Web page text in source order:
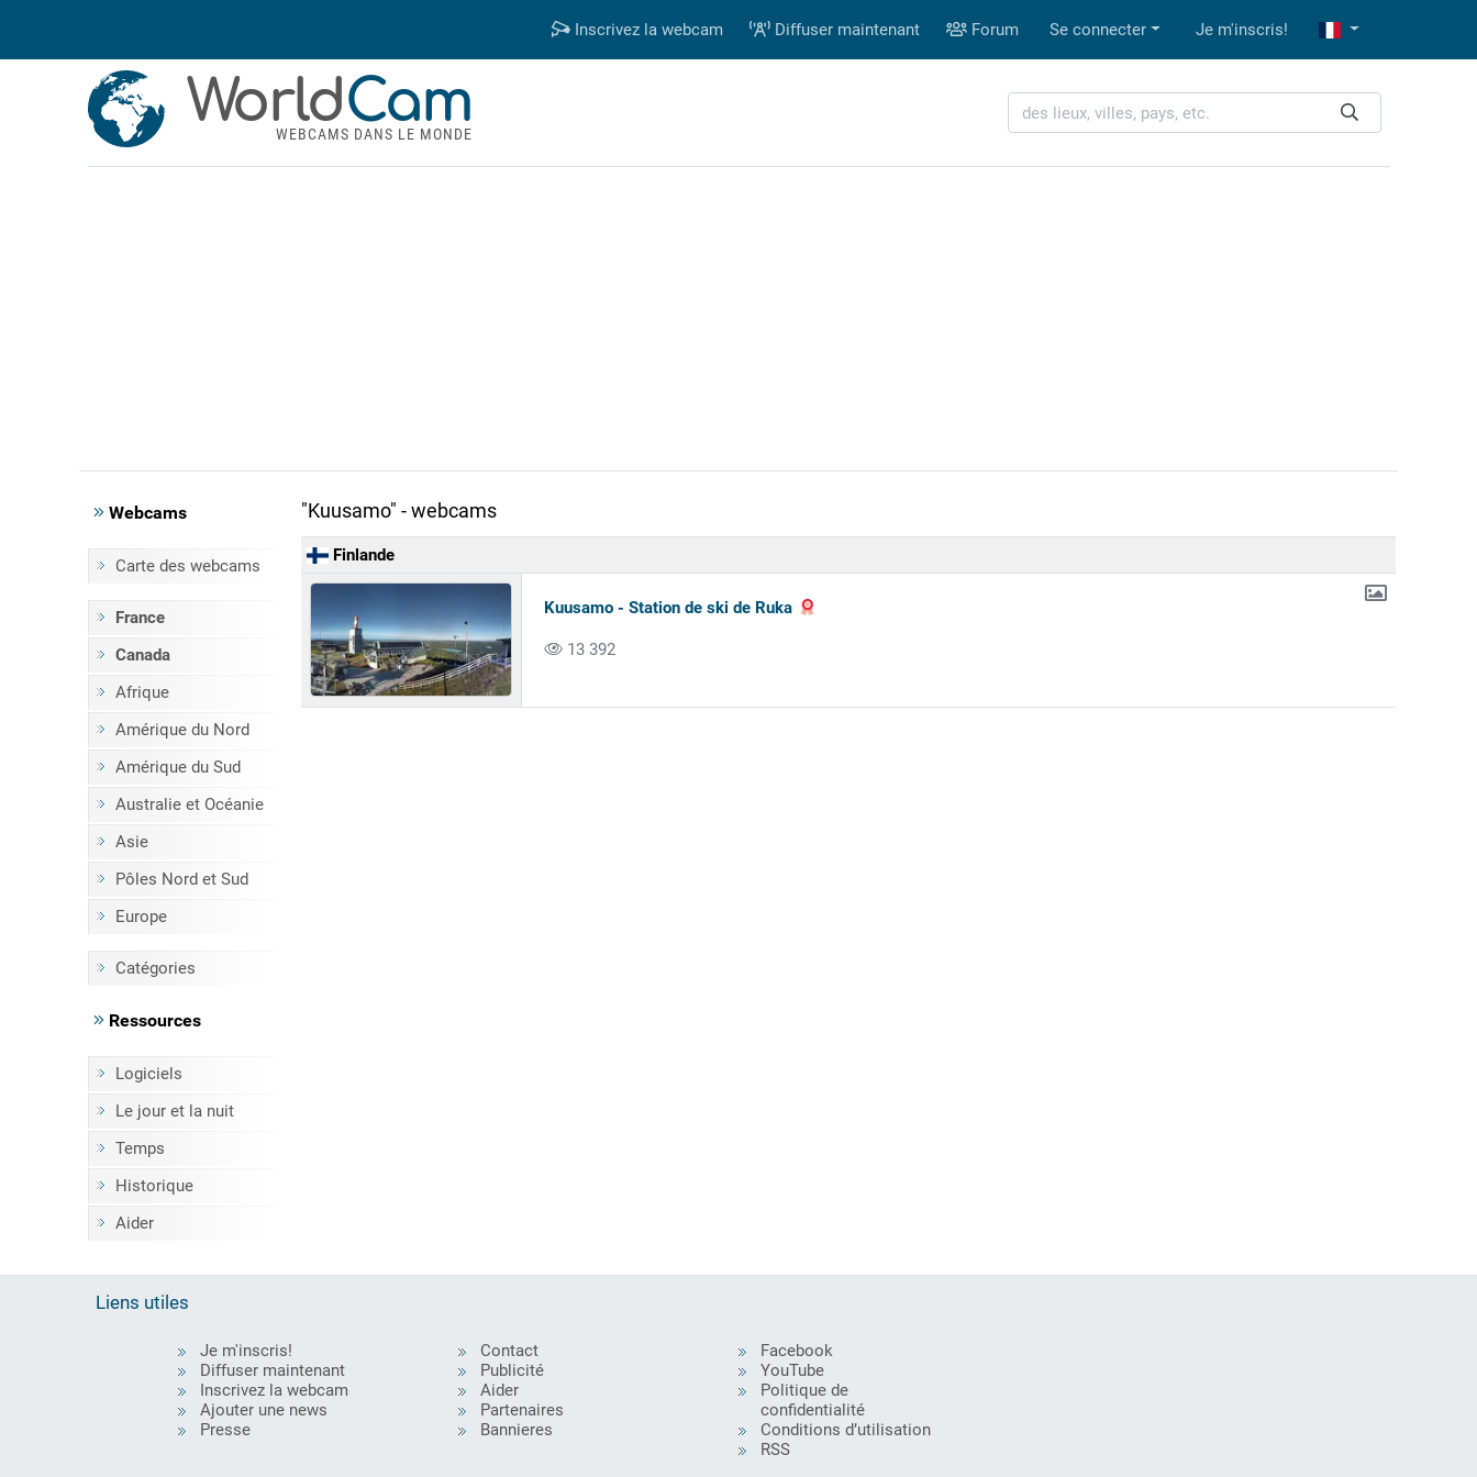
Inscrivez la webcam Diffuser maintenant Forum Se connecter Je m'inscris!
WorldCam
WEBCAMS DANS LE MONDE
Webcams
Carte des webcams
France
Canada
Afrique
Amérique du Nord
Amérique du Sud
Australie et Océanie
Asie
Pôles Nord et Sud
Europe
Catégories
Ressources
Logiciels
Le jour et la nuit
Temps
Historique
Aider
"Kuusamo" - webcams
Finlande
Kuusamo - Station de ski de Ruka
13 392
Liens utiles
Je m'inscris!
Diffuser maintenant
Inscrivez la webcam
Ajouter une news
Presse
Contact
Publicité
Aider
Partenaires
Bannieres
Facebook
YouTube
Politique de
confidentialité
Conditions d’utilisation
RSS